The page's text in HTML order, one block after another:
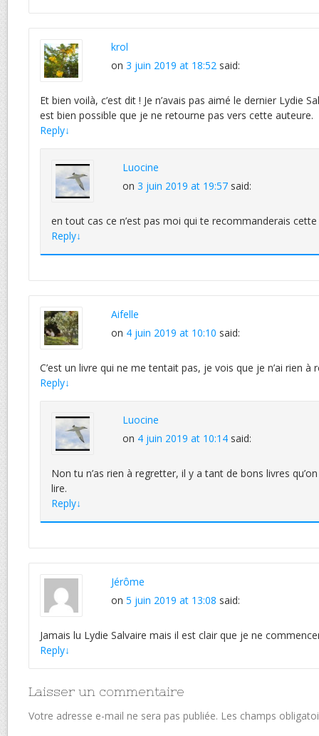
krol
on 3 juin 2019 at 18:52 said:
Et bien voilà, c’est dit ! Je n’avais pas aimé le dernier Lydie
est bien possible que je ne retourne pas vers cette auteure.
Reply↓
Luocine
on 3 juin 2019 at 19:57 said:
en tout cas ce n’est pas moi qui te recommanderais
Reply↓
Aifelle
on 4 juin 2019 at 10:10 said:
C’est un livre qui ne me tentait pas, je vois que je n’ai rien à
Reply↓
Luocine
on 4 juin 2019 at 10:14 said:
Non tu n’as rien à regretter, il y a tant de bons livres
lire.
Reply↓
Jérôme
on 5 juin 2019 at 13:08 said:
Jamais lu Lydie Salvaire mais il est clair que je ne
Reply↓
Laisser un commentaire
Votre adresse e-mail ne sera pas publiée. Les champs